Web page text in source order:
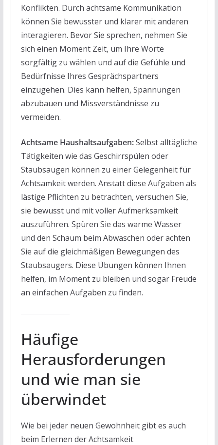
Konflikten. Durch achtsame Kommunikation
können Sie bewusster und klarer mit anderen
interagieren. Bevor Sie sprechen, nehmen Sie
sich einen Moment Zeit, um Ihre Worte
sorgfältig zu wählen und auf die Gefühle und
Bedürfnisse Ihres Gesprächspartners
einzugehen. Dies kann helfen, Spannungen
abzubauen und Missverständnisse zu
vermeiden.
Achtsame Haushaltsaufgaben:Selbst alltägliche
Tätigkeiten wie das Geschirrspülen oder
Staubsaugen können zu einer Gelegenheit für
Achtsamkeit werden. Anstatt diese Aufgaben als
lästige Pflichten zu betrachten, versuchen Sie,
sie bewusst und mit voller Aufmerksamkeit
auszuführen. Spüren Sie das warme Wasser
und den Schaum beim Abwaschen oder achten
Sie auf die gleichmäßigen Bewegungen des
Staubsaugers. Diese Übungen können Ihnen
helfen, im Moment zu bleiben und sogar Freude
an einfachen Aufgaben zu finden.
Häufige
Herausforderungen
und wie man sie
überwindet
Wie bei jeder neuen Gewohnheit gibt es auch
beim Erlernen der Achtsamkeit